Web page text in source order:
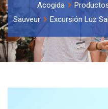
Acogida
Sauveur
Excursión Luz